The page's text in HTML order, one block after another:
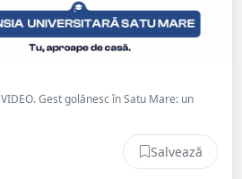
VIDEO. Gest golănesc în Satu Mare: un
Salvează